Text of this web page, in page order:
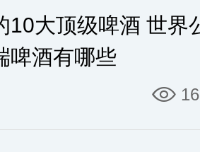
10大顶级啤酒 世界
啤酒有哪些